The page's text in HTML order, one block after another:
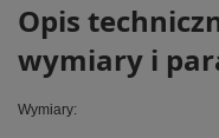
Opis
wymiary i
Wymiary: